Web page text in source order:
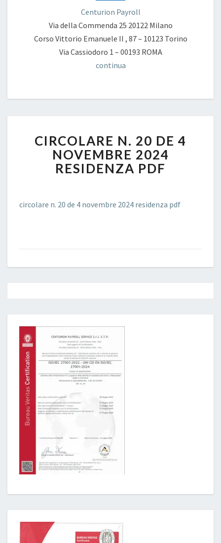
Centurion Payroll
Via della Commenda 25 20122 Milano
Corso Vittorio Emanuele II , 87 – 10123 Torino
Via Cassiodoro 1 – 00193 ROMA
continua
N.
20
DE
4
RESIDENZA
CIRCOLARE N. 20 DE 4
NOVEMBRE 2024
RESIDENZA PDF
circolare n. 20 de 4 novembre 2024 residenza pdf
navigation